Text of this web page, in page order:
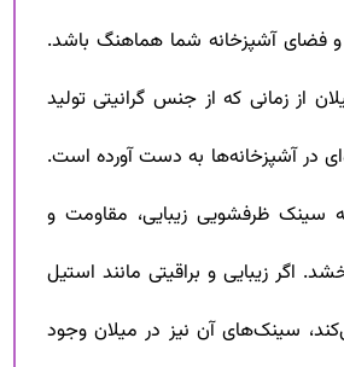
فضای آشپزخانه شما هماهنگ باشد.
از زمانی که از جنس گرانیتی تولید
در آشپزخانه‌ها به دست آورده است.
سینک ظرفشویی زیبایی، مقاومت و
اگر زیبایی و براقیتی مانند استیل
سینک‌های آن نیز در میلان وجود